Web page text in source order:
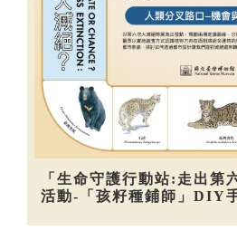
「生命守護行動站:走出第
活動-「孩籽種鋪師」DIY